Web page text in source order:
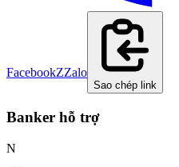
FacebookZZalo
Sao chép link
Banker hỗ trợ
N